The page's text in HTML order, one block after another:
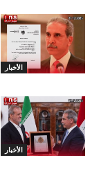
الأخبار
الأخبار